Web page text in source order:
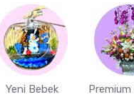
Yeni Bebek